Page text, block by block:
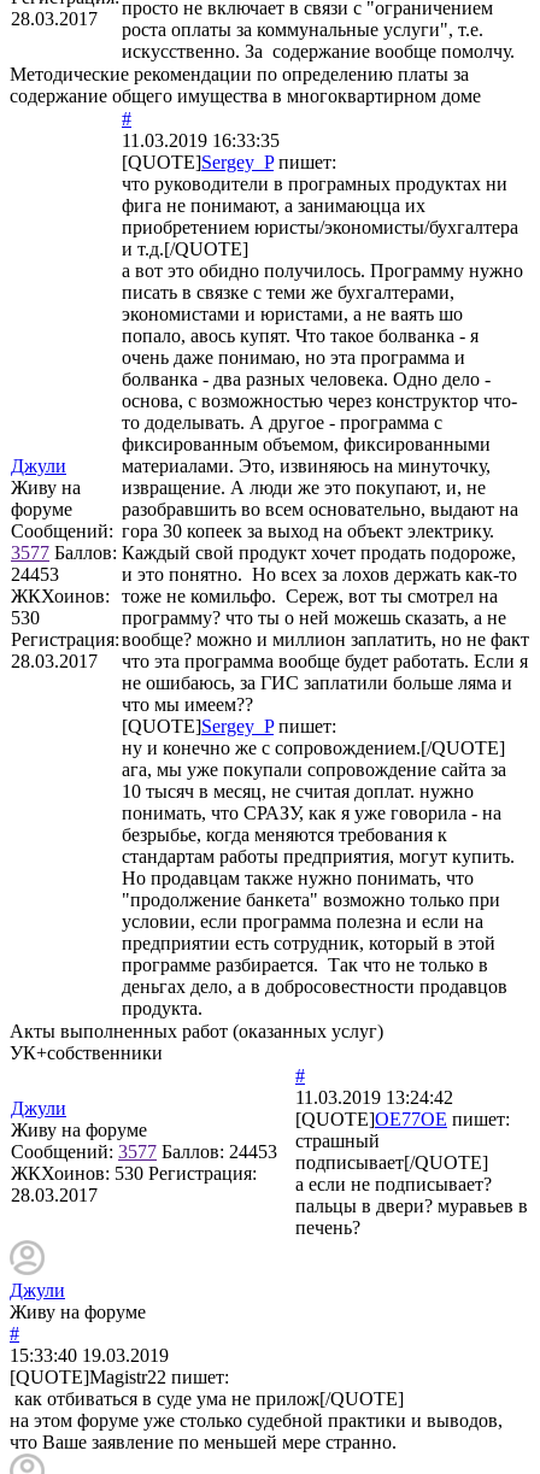
28.03.2017
просто не включает в связи с "ограничением
роста оплаты за коммунальные услуги", т.е.
искусственно. За содержание вообще помолчу.
Методические рекомендации по определению платы за
содержание общего имущества в многоквартирном доме
Джули
Живу на
форуме
Сообщений:
3577 Баллов:
24453
ЖКХоинов:
530
Регистрация:
28.03.2017
#
11.03.2019 16:33:35
[QUOTE]Sergey_Pпишет:
что руководители в програмных продуктах ни
фига не понимают, а занимаюцца их
приобретением юристы/экономисты/бухгалтера
и т.д.[/QUOTE]
а вот это обидно получилось. Программу нужно
писать в связке с теми же бухгалтерами,
экономистами и юристами, а не ваять шо
попало, авось купят. Что такое болванка - я
очень даже понимаю, но эта программа и
болванка - два разных человека. Одно дело -
основа, с возможностью через конструктор что-
то доделывать. А другое - программа с
фиксированным объемом, фиксированными
материалами. Это, извиняюсь на минуточку,
извращение. А люди же это покупают, и, не
разобравшить во всем основательно, выдают на
гора 30 копеек за выход на объект электрику.
Каждый свой продукт хочет продать подороже,
и это понятно. Но всех за лохов держать как-то
тоже не комильфо. Сереж, вот ты смотрел на
программу? что ты о ней можешь сказать, а не
вообще? можно и миллион заплатить, но не факт
что эта программа вообще будет работать. Если я
не ошибаюсь, за ГИС заплатили больше ляма и
что мы имеем??
[QUOTE]Sergey_Pпишет:
ну и конечно же с сопровождением.[/QUOTE]
ага, мы уже покупали сопровождение сайта за
10 тысяч в месяц, не считая доплат. нужно
понимать, что СРАЗУ, как я уже говорила - на
безрыбье, когда меняются требования к
стандартам работы предприятия, могут купить.
Но продавцам также нужно понимать, что
"продолжение банкета" возможно только при
условии, если программа полезна и если на
предприятии есть сотрудник, который в этой
программе разбирается. Так что не только в
деньгах дело, а в добросовестности продавцов
продукта.
Акты выполненных работ (оказанных услуг)
УК+собственники
Джули
Живу на форуме
Сообщений: 3577 Баллов: 24453
ЖКХоинов: 530 Регистрация:
28.03.2017
#
11.03.2019 13:24:42
[QUOTE]OE77OE пишет:
страшный
подписывает[/QUOTE]
а если не подписывает?
пальцы в двери? муравьев в
печень?
Джули
Живу на форуме
#
15:33:40 19.03.2019
[QUOTE]Magistr22 пишет:
как отбиваться в суде ума не прилож[/QUOTE]
на этом форуме уже столько судебной практики и выводов,
что Ваше заявление по меньшей мере странно.